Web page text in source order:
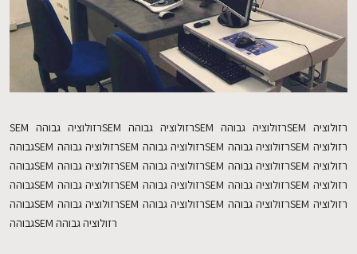
SEM רזולוציה גבוההSEM רזולוציה גבוההSEM רזולוציה גבוההSEM רזולוציה
גבוההSEM רזולוציה גבוההSEM רזולוציה גבוההSEM רזולוציה גבוההSEM רזולוציה
גבוההSEM רזולוציה גבוההSEM רזולוציה גבוההSEM רזולוציה גבוההSEM רזולוציה
גבוההSEM רזולוציה גבוההSEM רזולוציה גבוההSEM רזולוציה גבוההSEM רזולוציה
גבוההSEM רזולוציה גבוההSEM רזולוציה גבוההSEM רזולוציה גבוההSEM רזולוציה
גבוההSEM רזולוציה גבוהה